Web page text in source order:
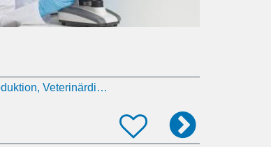
VMTA, BTA, MTA, PTA - Produktion, Veterinärdiagnostische Testkits (m/w/d)